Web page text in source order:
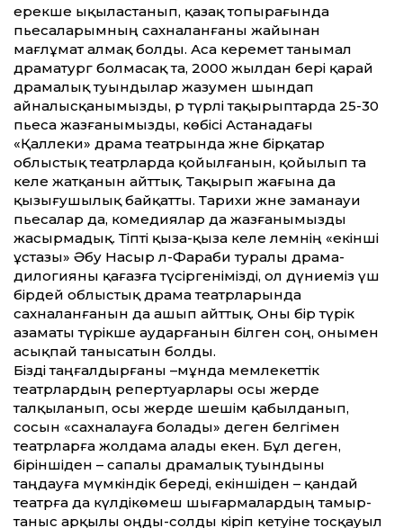
ерекше ықыластанып, қазақ топырағында
пьесаларымның сахналанғаны жайынан
мағлұмат алмақ болды. Аса керемет танымал
драматург болмасақ та, 2000 жылдан бері қарай
драмалық туындылар жазумен шындап
айналысқанымызды, әр түрлі тақырыптарда 25-30
пьеса жазғанымызды, көбісі Астанадағы
«Қаллеки» драма театрында және бірқатар
облыстық театрларда қойылғанын, қойылып та
келе жатқанын айттық. Тақырып жағына да
қызығушылық байқатты. Тарихи және заманауи
пьесалар да, комедиялар да жазғанымызды
жасырмадық. Тіпті қыза-қыза келе әлемнің «екінші
ұстазы» Әбу Насыр әл-Фараби туралы драма-
дилогияны қағазға түсіргенімізді, ол дүниеміз үш
бірдей облыстық драма театрларында
сахналанғанын да ашып айттық. Оны бір түрік
азаматы түрікше аударғанын білген соң, онымен
асықпай танысатын болды.
Бізді таңғалдырғаны –мұнда мемлекеттік
театрлардың репертуарлары осы жерде
талқыланып, осы жерде шешім қабылданып,
сосын «сахналауға болады» деген белгімен
театрларға жолдама алады екен. Бұл деген,
біріншіден – сапалы драмалық туындыны
таңдауға мүмкіндік береді, екіншіден – қандай
театрға да күлдікөмеш шығармалардың тамыр-
таныс арқылы оңды-солды кіріп кетуіне тосқауыл